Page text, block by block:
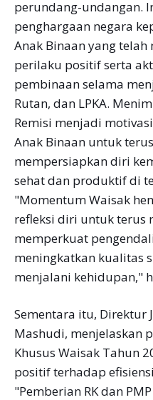
perundang-undangan.
penghargaan negara
Anak Binaan yang
perilaku positif serta
pembinaan selama
Rutan, dan LPKA.
Remisi menjadi
Anak Binaan untuk
mempersiapkan diri
sehat dan produktif di
"Momentum Waisak
refleksi diri untuk terus
memperkuat
meningkatkan kualitas
menjalani kehidupan,"
Sementara itu, Direktur
Mashudi, menjelaskan
Khusus Waisak Tahun
positif terhadap
"Pemberian RK dan